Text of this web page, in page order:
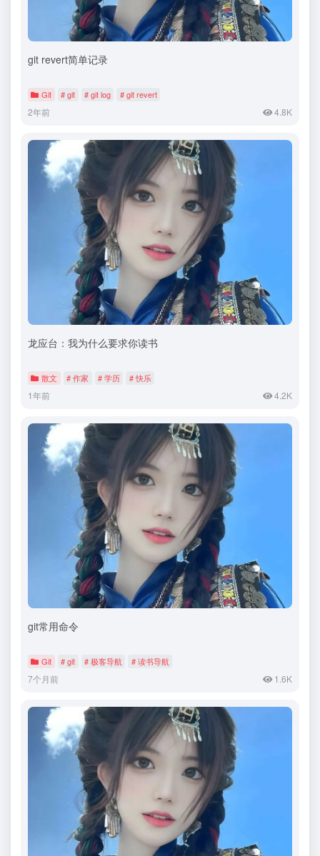
git revert简单记录
Git # git # git log # git revert
2年前 4.8K
龙应台：我为什么要求你读书
散文 # 作家 # 学历 # 快乐
1年前 4.2K
git常用命令
Git # git # 极客导航 # 读书导航
7个月前 1.6K